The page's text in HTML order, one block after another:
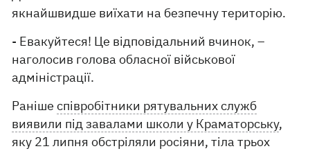
якнайшвидше виїхати на безпечну територію.
- Евакуйтеся! Це відповідальний вчинок, –
наголосив голова обласної військової
адміністрації.
Ранішеспівробітники рятувальних служб
виявили під завалами школи у Краматорську,
яку 21 липня обстріляли росіяни, тіла трьох